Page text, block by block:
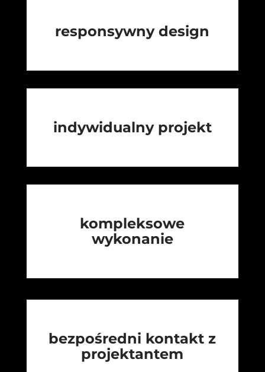
responsywny design
indywidualny projekt
kompleksowe
wykonanie
bezpośredni kontakt z
projektantem